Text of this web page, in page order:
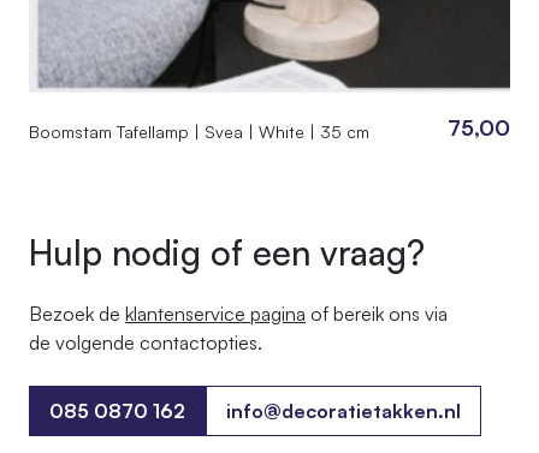
Boomstam Tafellamp | Svea | White | 35 cm 75,00
Hulp nodig of een vraag?
Bezoek de klantenservice pagina of bereik ons ​​via
de volgende contactopties.
085 0870 162
085 0870 162
info@decoratietakken.nl